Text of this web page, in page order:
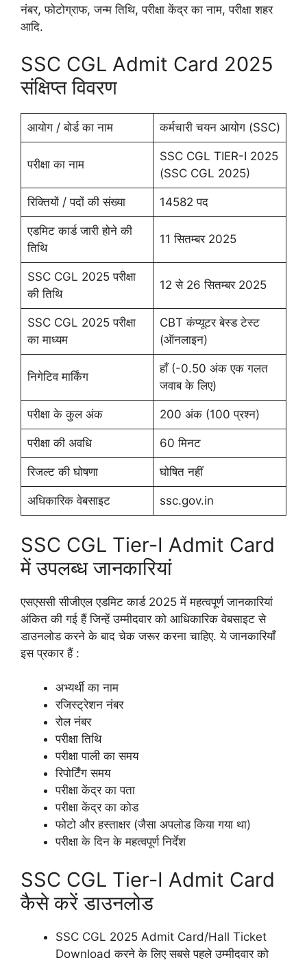
नंबर, फोटोग्राफ, जन्म तिथि, परीक्षा केंद्र का नाम, परीक्षा शहर
आदि.
SSC CGL Admit Card 2025
संक्षिप्त विवरण
आयोग / बोर्ड का नाम कर्मचारी चयन आयोग (SSC)
परीक्षा का नाम
SSC CGL TIER-I 2025
(SSC CGL 2025)
रिक्तियों / पदों की संख्या 14582 पद
एडमिट कार्ड जारी होने की
तिथि
11 सितम्बर 2025
SSC CGL 2025 परीक्षा
की तिथि
12 से 26 सितम्बर 2025
SSC CGL 2025 परीक्षा
का माध्यम
CBT कंप्यूटर बेस्ड टेस्ट
(ऑनलाइन)
निगेटिव मार्किंग
हाँ (-0.50 अंक एक गलत
जवाब के लिए)
परीक्षा के कुल अंक 200 अंक (100 प्रश्न)
परीक्षा की अवधि 60 मिनट
रिजल्ट की घोषणा घोषित नहीं
अधिकारिक वेबसाइट ssc.gov.in
SSC CGL Tier-I Admit Card
में उपलब्ध जानकारियां
एसएससी सीजीएल एडमिट कार्ड 2025 में महत्वपूर्ण जानकारियां
अंकित की गई हैं जिन्हें उम्मीदवार को आधिकारिक वेबसाइट से
डाउनलोड करने के बाद चेक जरूर करना चाहिए. ये जानकारियाँ
इस प्रकार हैं :
अभ्यर्थी का नाम
रजिस्ट्रेशन नंबर
रोल नंबर
परीक्षा तिथि
परीक्षा पाली का समय
रिपोर्टिंग समय
परीक्षा केंद्र का पता
परीक्षा केंद्र का कोड
फोटो और हस्ताक्षर (जैसा अपलोड किया गया था)
परीक्षा के दिन के महत्वपूर्ण निर्देश
SSC CGL Tier-I Admit Card
कैसे करें डाउनलोड
SSC CGL 2025 Admit Card/Hall Ticket
Download करने के लिए सबसे पहले उम्मीदवार को